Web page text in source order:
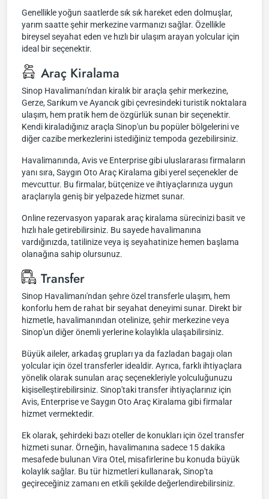
Genellikle yoğun saatlerde sık sık hareket eden dolmuşlar,
yarım saatte şehir merkezine varmanızı sağlar. Özellikle
bireysel seyahat eden ve hızlı bir ulaşım arayan yolcular için
ideal bir seçenektir.
Araç Kiralama
Sinop Havalimanı'ndan kiralık bir araçla şehir merkezine,
Gerze, Sarıkum ve Ayancık gibi çevresindeki turistik noktalara
ulaşım, hem pratik hem de özgürlük sunan bir seçenektir.
Kendi kiraladığınız araçla Sinop'un bu popüler bölgelerini ve
diğer cazibe merkezlerini istediğiniz tempoda gezebilirsiniz.
Havalimanında, Avis ve Enterprise gibi uluslararası firmaların
yanı sıra, Saygın Oto Araç Kiralama gibi yerel seçenekler de
mevcuttur. Bu firmalar, bütçenize ve ihtiyaçlarınıza uygun
araçlarıyla geniş bir yelpazede hizmet sunar.
Online rezervasyon yaparak araç kiralama sürecinizi basit ve
hızlı hale getirebilirsiniz. Bu sayede havalimanına
vardığınızda, tatilinize veya iş seyahatinize hemen başlama
olanağına sahip olursunuz.
Transfer
Sinop Havalimanı'ndan şehre özel transferle ulaşım, hem
konforlu hem de rahat bir seyahat deneyimi sunar. Direkt bir
hizmetle, havalimanından otelinize, şehir merkezine veya
Sinop'un diğer önemli yerlerine kolaylıkla ulaşabilirsiniz.
Büyük aileler, arkadaş grupları ya da fazladan bagajı olan
yolcular için özel transferler idealdir. Ayrıca, farklı ihtiyaçlara
yönelik olarak sunulan araç seçenekleriyle yolculuğunuzu
kişiselleştirebilirsiniz. Sinop'taki transfer ihtiyaçlarınız için
Avis, Enterprise ve Saygın Oto Araç Kiralama gibi firmalar
hizmet vermektedir.
Ek olarak, şehirdeki bazı oteller de konukları için özel transfer
hizmeti sunar. Örneğin, havalimanına sadece 15 dakika
mesafede bulunan Vira Otel, misafirlerine bu konuda büyük
kolaylık sağlar. Bu tür hizmetleri kullanarak, Sinop'ta
geçireceğiniz zamanı en etkili şekilde değerlendirebilirsiniz.